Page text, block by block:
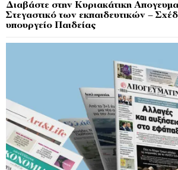
Διαβάστε στην Κυριακάτικη
Στεγαστικό των εκπαιδευτικών –
υπουργείο Παιδείας